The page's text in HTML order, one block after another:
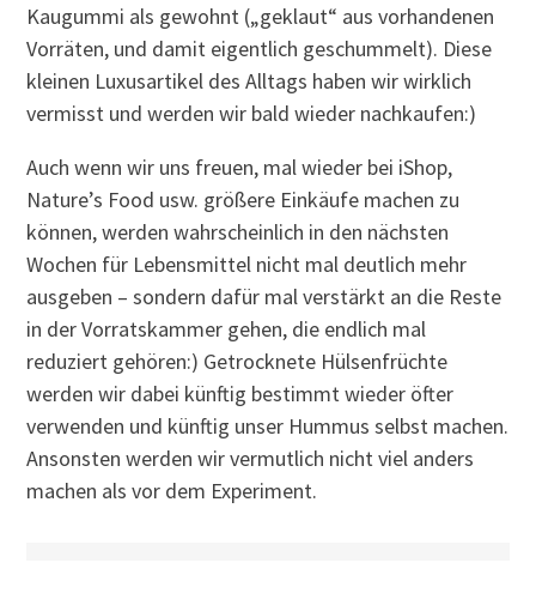
Kaugummi als gewohnt („geklaut“ aus vorhandenen
Vorräten, und damit eigentlich geschummelt). Diese
kleinen Luxusartikel des Alltags haben wir wirklich
vermisst und werden wir bald wieder nachkaufen:)
Auch wenn wir uns freuen, mal wieder bei iShop,
Nature’s Food usw. größere Einkäufe machen zu
können, werden wahrscheinlich in den nächsten
Wochen für Lebensmittel nicht mal deutlich mehr
ausgeben – sondern dafür mal verstärkt an die Reste
in der Vorratskammer gehen, die endlich mal
reduziert gehören:) Getrocknete Hülsenfrüchte
werden wir dabei künftig bestimmt wieder öfter
verwenden und künftig unser Hummus selbst machen.
Ansonsten werden wir vermutlich nicht viel anders
machen als vor dem Experiment.